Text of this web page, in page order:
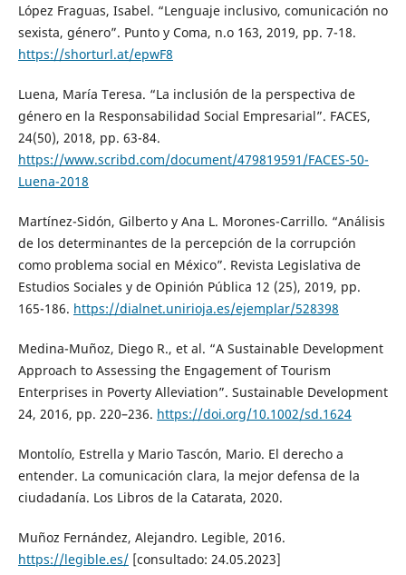
López Fraguas, Isabel. “Lenguaje inclusivo, comunicación no
sexista, género”. Punto y Coma, n.o 163, 2019, pp. 7-18.
https://shorturl.at/epwF8
Luena, María Teresa. “La inclusión de la perspectiva de
género en la Responsabilidad Social Empresarial”. FACES,
24(50), 2018, pp. 63-84.
https://www.scribd.com/document/479819591/FACES-50-
Luena-2018
Martínez-Sidón, Gilberto y Ana L. Morones-Carrillo. “Análisis
de los determinantes de la percepción de la corrupción
como problema social en México”. Revista Legislativa de
Estudios Sociales y de Opinión Pública 12 (25), 2019, pp.
165-186. https://dialnet.unirioja.es/ejemplar/528398
Medina-Muñoz, Diego R., et al. “A Sustainable Development
Approach to Assessing the Engagement of Tourism
Enterprises in Poverty Alleviation”. Sustainable Development
24, 2016, pp. 220–236. https://doi.org/10.1002/sd.1624
Montolío, Estrella y Mario Tascón, Mario. El derecho a
entender. La comunicación clara, la mejor defensa de la
ciudadanía. Los Libros de la Catarata, 2020.
Muñoz Fernández, Alejandro. Legible, 2016.
https://legible.es/[consultado: 24.05.2023]